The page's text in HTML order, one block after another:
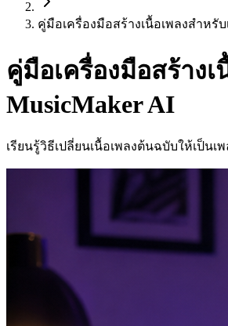
คู่มือเครื่องมือสร้างเนื้อเพลงสำหรั
คู่มือเครื่องมือสร้าง
MusicMaker AI
เรียนรู้วิธีเปลี่ยนเนื้อเพลงต้นฉบับให้เป็น